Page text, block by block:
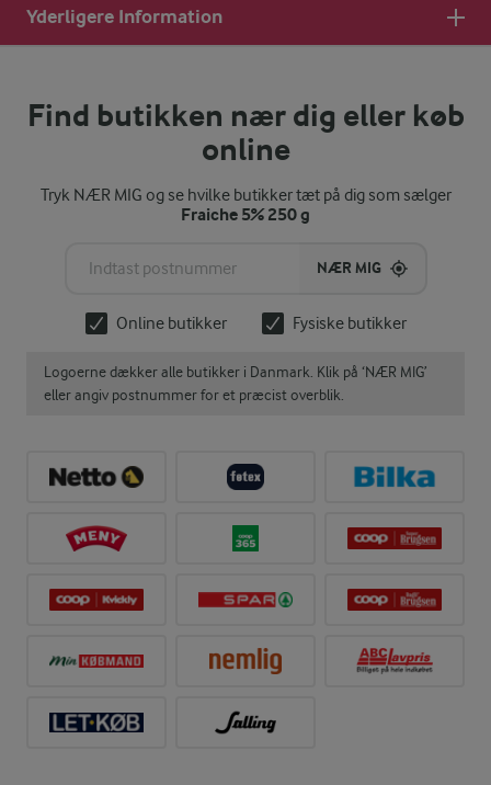
Yderligere Information
Find butikken nær dig eller køb
online
Tryk NÆR MIG og se hvilke butikker tæt på dig som sælger
Fraiche 5% 250 g
NÆR MIG
Online butikker Fysiske butikker
Logoerne dækker alle butikker i Danmark. Klik på ‘NÆR MIG’
eller angiv postnummer for et præcist overblik.